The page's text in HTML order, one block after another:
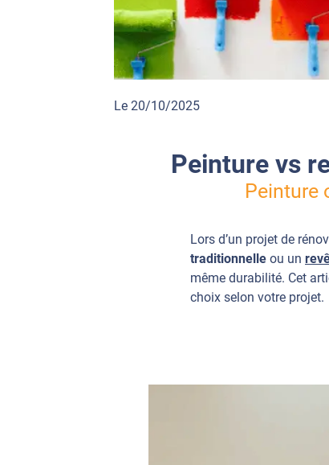
Le 20/10/2025
Peinture vs
Peinture
Lors d’un projet de
traditionnelle ou un
même durabilité. Cet
choix selon votre projet.